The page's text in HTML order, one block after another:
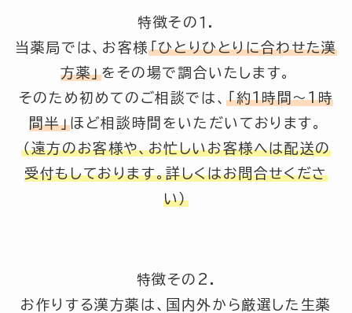
特徴その１.
当薬局では、お客様 「ひとりひとりに合わせた漢
方薬」をその場で調合いたします。
そのため初めてのご相談では、「約1時間～1時
間半」ほど相談時間をいただいております。
（遠方のお客様や、お忙しいお客様へは配送の
受付もしております。詳しくはお問合せくださ
い）
特徴その2.
お作りする漢方薬は、国内外から厳選した生薬